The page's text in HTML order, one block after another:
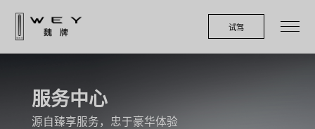
试驾
服务中心
源自臻享服务，忠于豪华体验